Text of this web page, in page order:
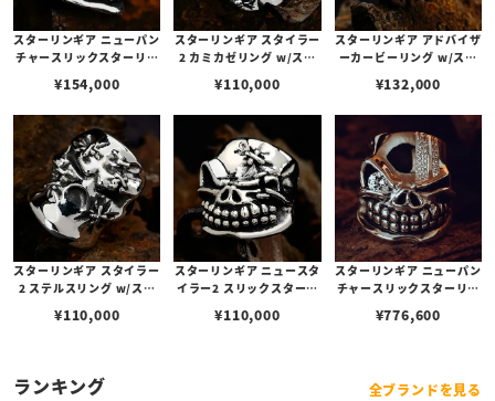
スターリンギア ニューパン
チャースリックスターリン
¥154,000
スターリンギア スタイラー
2 カミカゼリング w/ステ
¥110,000
スターリンギア アドバイザ
ーカービーリング w/ステ
ホール
¥132,000
スターリンギア スタイラー
2 ステルスリング w/ステ
¥110,000
スターリンギア ニュースタ
イラー2 スリックスターリ
¥110,000
スターリンギア ニューパン
チャースリックスターリン
ンダイヤモンドパヴェ
¥776,600
ランキング 全ブランドを見る